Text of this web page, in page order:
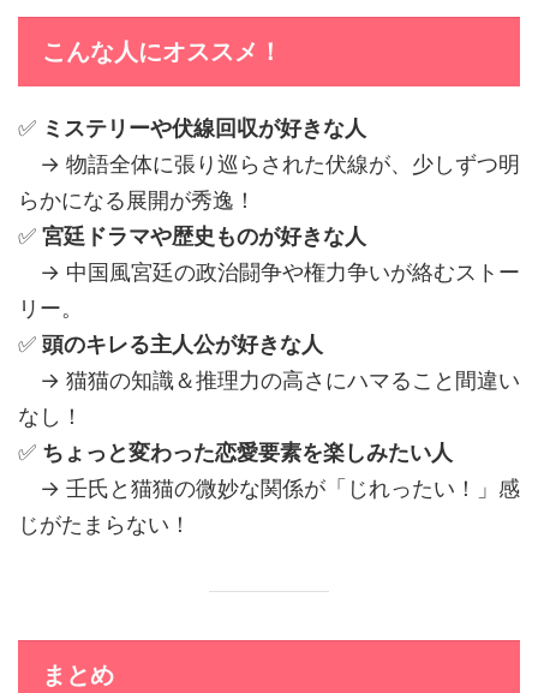
こんな人にオススメ！
✅ ミステリーや伏線回収が好きな人
→ 物語全体に張り巡らされた伏線が、少しずつ明
らかになる展開が秀逸！
✅ 宮廷ドラマや歴史ものが好きな人
→ 中国風宮廷の政治闘争や権力争いが絡むストー
リー。
✅ 頭のキレる主人公が好きな人
→ 猫猫の知識＆推理力の高さにハマること間違い
なし！
✅ ちょっと変わった恋愛要素を楽しみたい人
→ 壬氏と猫猫の微妙な関係が「じれったい！」感
じがたまらない！
まとめ